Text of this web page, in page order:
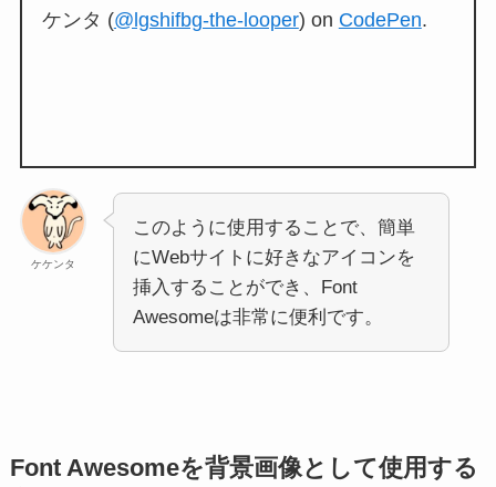
ケンタ (@lgshifbg-the-looper) on CodePen.
ケケンタ
このように使用することで、簡単
にWebサイトに好きなアイコンを
挿入することができ、Font
Awesomeは非常に便利です。
Font Awesomeを背景画像として使用する